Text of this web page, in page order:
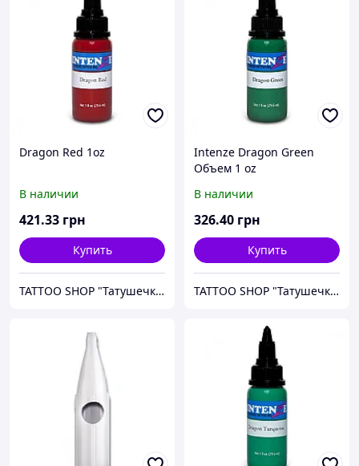
Dragon Red 1oz
В наличии
421.33 грн
Купить
TATTOO SHOP "Татушечка" Молдова
Intenze Dragon Green
Объем 1 oz
В наличии
326.40 грн
Купить
TATTOO SHOP "Татушечка" Молдова